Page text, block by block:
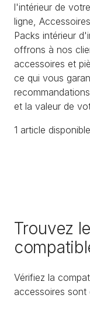
l'intérieur de
ligne,
Packs intérieur
offrons à nos
accessoires et
ce qui vous
et la valeur de
1 article disponible
Trouvez
Vérifiez la
accessoires sont